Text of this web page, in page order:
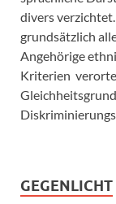
divers
grundsätzlich
Angehörige
Kriterien
GEGENLICHT